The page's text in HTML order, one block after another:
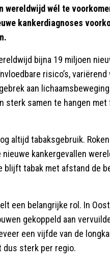
wél te
kankerdiagnoses
bijna 19 miljoen
risico’s,
aan
sterk samen te hangen
altijd tabaksgebruik.
kankergevallen
blijft tabak met afstand de
een belangrijke rol. In
gekoppeld aan
een vijfde van de
sterk per regio.